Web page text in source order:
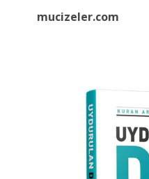
mucizeler.com